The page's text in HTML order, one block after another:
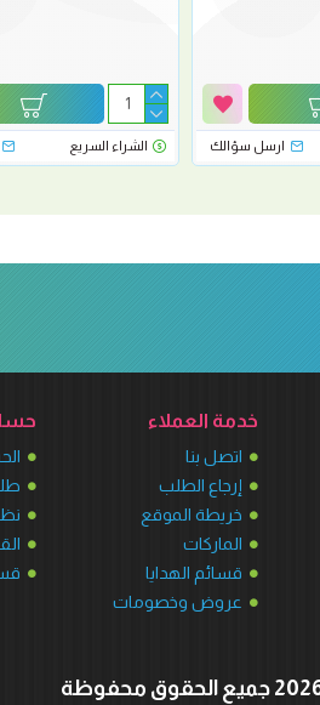
ارسل سؤالك الشراء السريع
خدمة العملاء
اتصل بنا
إرجاع الطلب
خريطة الموقع
الماركات
قسائم الهدايا
عروض وخصومات